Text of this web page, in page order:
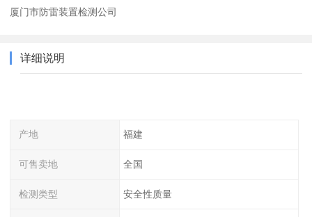
厦门市防雷装置检测公司
详细说明
产地 福建
可售卖地 全国
检测类型 安全性质量